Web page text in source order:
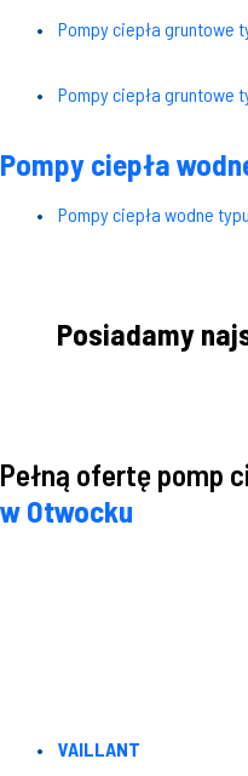
Pompy ciepła gruntowe
Pompy ciepła gruntowe
Pompy ciepła
Pompy ciepła wodne
Posiadamy
Pełną ofertę pomp
w Otwocku
VAILLANT